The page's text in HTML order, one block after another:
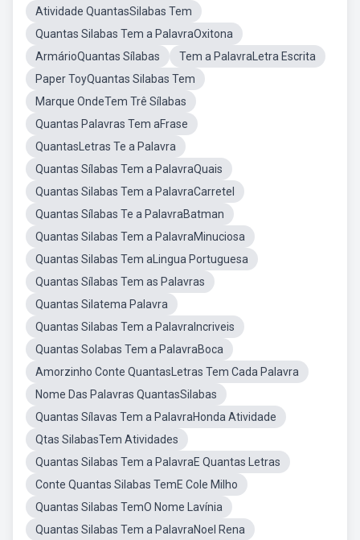
Atividade QuantasSilabas Tem
Quantas Silabas Tem a PalavraOxitona
ArmárioQuantas Sílabas
Tem a PalavraLetra Escrita
Paper ToyQuantas Silabas Tem
Marque OndeTem Trê Sílabas
Quantas Palavras Tem aFrase
QuantasLetras Te a Palavra
Quantas Sílabas Tem a PalavraQuais
Quantas Silabas Tem a PalavraCarretel
Quantas Sílabas Te a PalavraBatman
Quantas Silabas Tem a PalavraMinuciosa
Quantas Silabas Tem aLingua Portuguesa
Quantas Sílabas Tem as Palavras
Quantas Silatema Palavra
Quantas Silabas Tem a PalavraIncriveis
Quantas Solabas Tem a PalavraBoca
Amorzinho Conte QuantasLetras Tem Cada Palavra
Nome Das Palavras QuantasSilabas
Quantas Sílavas Tem a PalavraHonda Atividade
Qtas SilabasTem Atividades
Quantas Silabas Tem a PalavraE Quantas Letras
Conte Quantas Silabas TemE Cole Milho
Quantas Silabas TemO Nome Lavínia
Quantas Silabas Tem a PalavraNoel Rena